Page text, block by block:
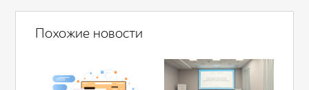
Похожие новости